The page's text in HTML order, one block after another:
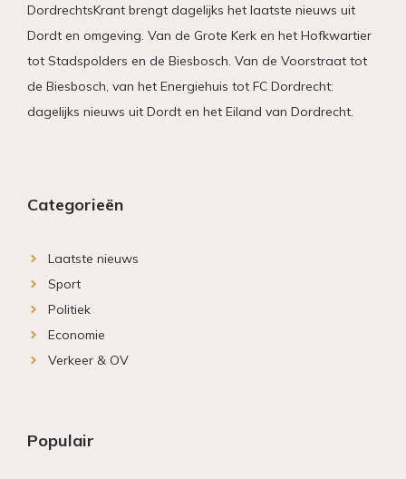
DordrechtsKrant brengt dagelijks het laatste nieuws uit
Dordt en omgeving. Van de Grote Kerk en het Hofkwartier
tot Stadspolders en de Biesbosch. Van de Voorstraat tot
de Biesbosch, van het Energiehuis tot FC Dordrecht:
dagelijks nieuws uit Dordt en het Eiland van Dordrecht.
Categorieën
Laatste nieuws
Sport
Politiek
Economie
Verkeer & OV
Populair